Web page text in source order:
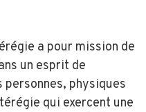
a pour mission de
un esprit de
personnes, physiques
qui exercent une